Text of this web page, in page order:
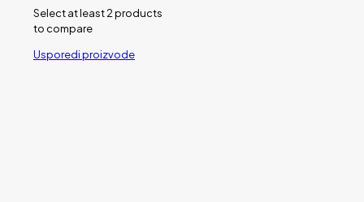
Select at least 2 products
to compare
Usporedi proizvode